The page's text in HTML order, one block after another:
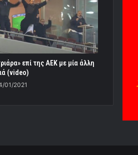
επί της ΑΕΚ με μία άλλη
(video)
01/2021